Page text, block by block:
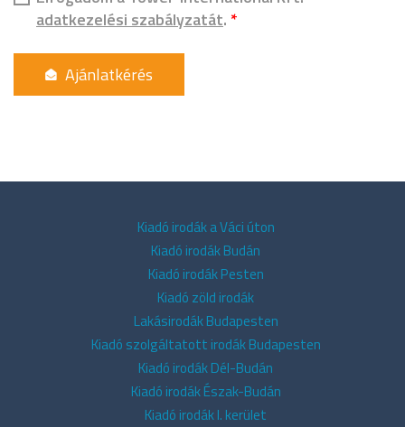
adatkezelési szabályzatát. *
Kiadó irodák a Váci úton
Kiadó irodák Budán
Kiadó irodák Pesten
Kiadó zöld irodák
Lakásirodák Budapesten
Kiadó szolgáltatott irodák Budapesten
Kiadó irodák Dél-Budán
Kiadó irodák Észak-Budán
Kiadó irodák I. kerület